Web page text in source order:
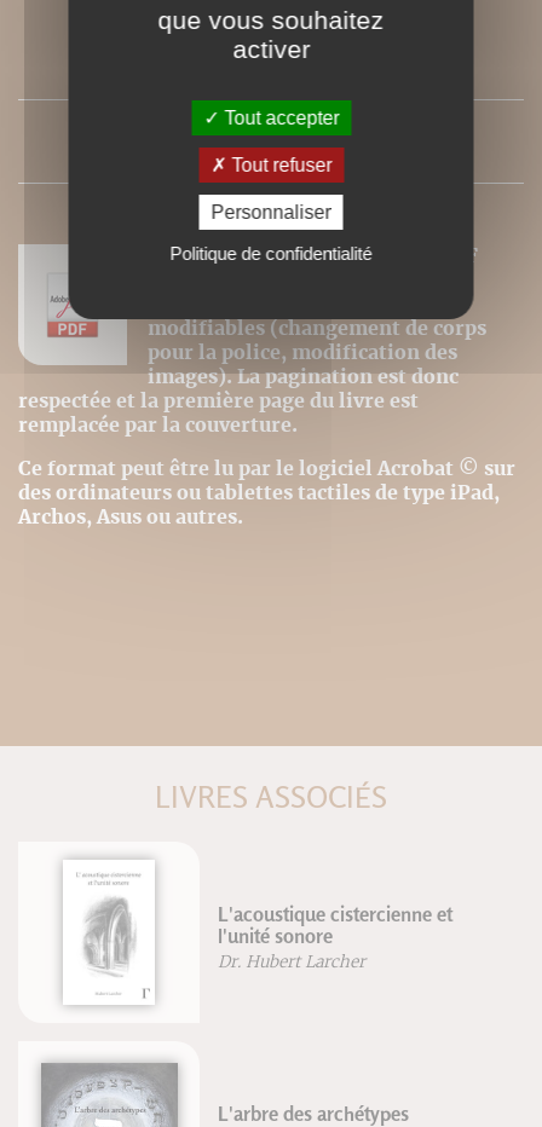
SOMMAIRE
PRESSE
Nos ebooks sont des versions PDF
modifiables (changement de corps
pour la police, modification des
images). La pagination est donc
respectée et la première page du livre est
remplacée par la couverture.
Ce format peut être lu par le logiciel Acrobat © sur
des ordinateurs ou tablettes tactiles de type iPad,
Archos, Asus ou autres.
LIVRES ASSOCIÉS
L'acoustique cistercienne et
l'unité sonore
Dr. Hubert Larcher
L'arbre des archétypes
que vous souhaitez
activer
Tout accepter
Tout refuser
Personnaliser
Politique de confidentialité